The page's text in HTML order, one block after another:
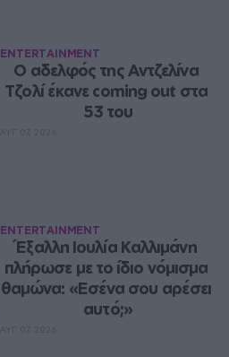
ENTERTAINMENT
Ο αδελφός της Αντζελίνα
Τζολί έκανε coming out στα
53 του
ENTERTAINMENT
Έξαλλη Ιουλία Καλλιμάνη
πλήρωσε με το ίδιο νόμισμα
θαμώνα: «Εσένα σου αρέσει
αυτό;»